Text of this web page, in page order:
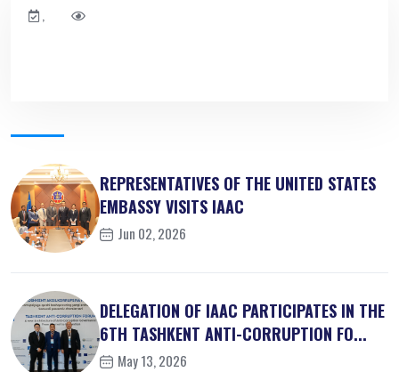
REPRESENTATIVES OF THE UNITED STATES
EMBASSY VISITS IAAC
Jun 02, 2026
DELEGATION OF IAAC PARTICIPATES IN THE
6TH TASHKENT ANTI-CORRUPTION FO...
May 13, 2026